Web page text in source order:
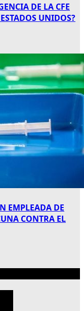
DE LA CFE
UNIDOS?
EMPLEADA DE
CONTRA EL